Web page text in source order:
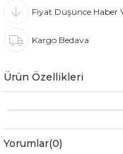
Fiyat Düşünce Haber
Kargo Bedava
Ürün Özellikleri
Yorumlar(0)